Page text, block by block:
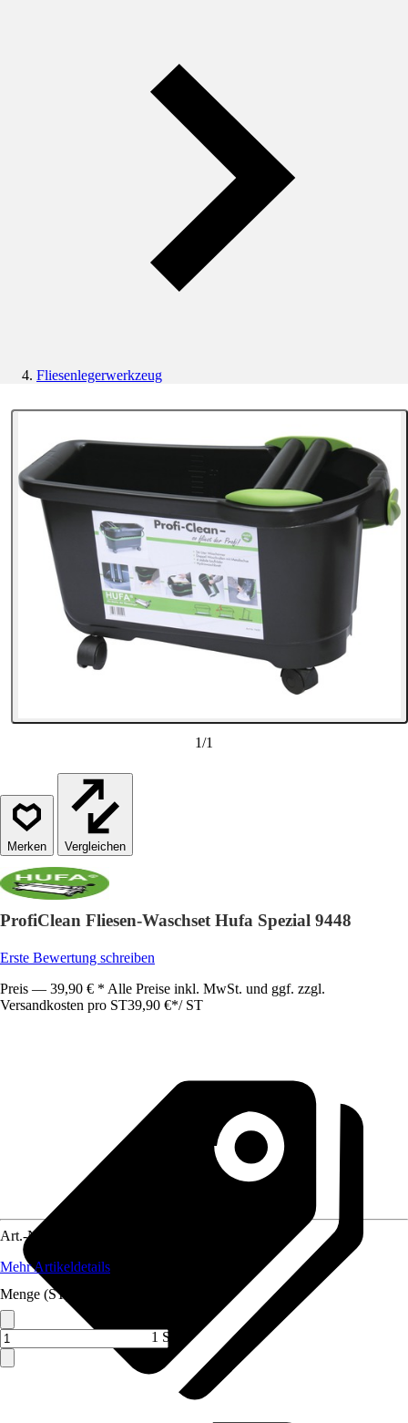
Fliesenlegerwerkzeug
1/1
Vergleichen
ProfiClean Fliesen-Waschset Hufa Spezial 9448
Erste Bewertung schreiben
Preis — 39,90 € * Alle Preise inkl. MwSt. und ggf. zzgl.
Versandkosten pro ST39,90 €*/ ST
Art.-Nr.
Mehr Artikeldetails
Menge (ST)
1 ST